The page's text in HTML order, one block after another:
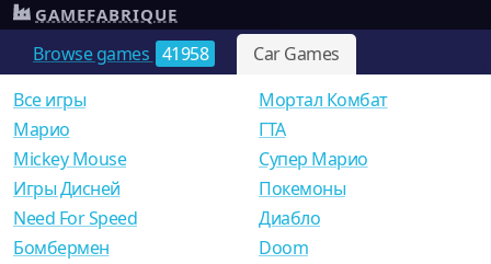
Browse games 41958 Car Games
GAMEFABRIQUE
Все игры
Mарио
Mickey Mouse
Игры Дисней
Need For Speed
Мортал Комбат
ГТА
Супер Марио
Покемоны
Диабло
Бомбермен
Doom